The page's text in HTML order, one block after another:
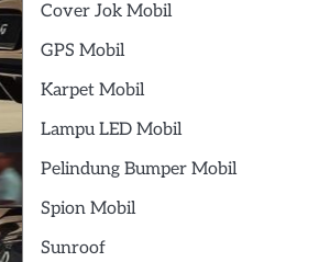
Cover Jok Mobil
GPS Mobil
Karpet Mobil
Lampu LED Mobil
Pelindung Bumper Mobil
Spion Mobil
Sunroof